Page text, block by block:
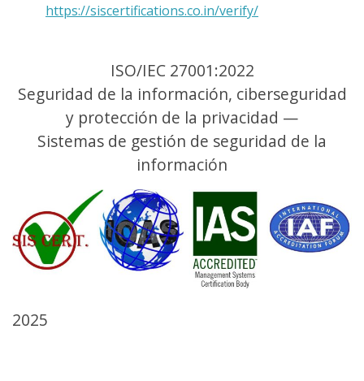
https://siscertifications.co.in/verify/
ISO/IEC 27001:2022
Seguridad de la información, ciberseguridad
y protección de la privacidad —
Sistemas de gestión de seguridad de la
información
2025